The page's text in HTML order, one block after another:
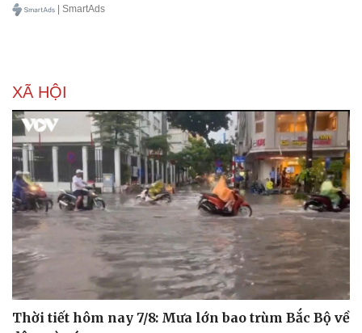
| SmartAds
XÃ HỘI
Thời tiết hôm nay 7/8: Mưa lớn bao trùm Bắc Bộ về